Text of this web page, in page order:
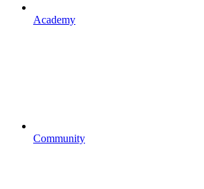
Academy
Community